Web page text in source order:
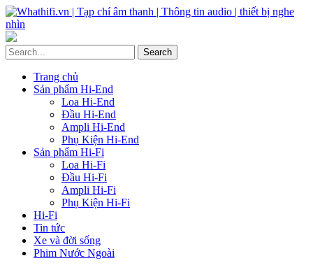
Trang chủ
Sản phẩm Hi-End
Loa Hi-End
Đầu Hi-End
Ampli Hi-End
Phụ Kiện Hi-End
Sản phẩm Hi-Fi
Loa Hi-Fi
Đầu Hi-Fi
Ampli Hi-Fi
Phụ Kiện Hi-Fi
Hi-Fi
Tin tức
Xe và đời sống
Phim Nước Ngoài